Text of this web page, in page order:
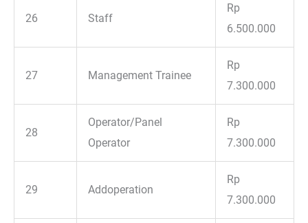
26 Staff
Rp
6.500.000
27 Management Trainee
Rp
7.300.000
28
Operator/Panel
Operator
Rp
7.300.000
29 Addoperation
Rp
7.300.000